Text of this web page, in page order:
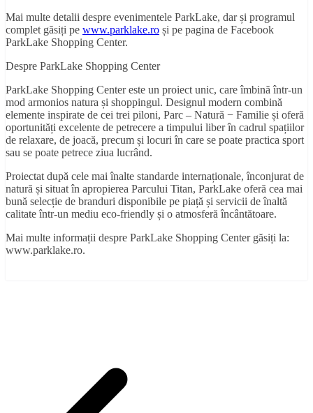
Mai multe detalii despre evenimentele ParkLake, dar și programul
complet găsiți pe www.parklake.ro și pe pagina de Facebook
ParkLake Shopping Center.
Despre ParkLake Shopping Center
ParkLake Shopping Center este un proiect unic, care îmbină într-un
mod armonios natura și shoppingul. Designul modern combină
elemente inspirate de cei trei piloni, Parc – Natură − Familie și oferă
oportunități excelente de petrecere a timpului liber în cadrul spațiilor
de relaxare, de joacă, precum și locuri în care se poate practica sport
sau se poate petrece ziua lucrând.
Proiectat după cele mai înalte standarde internaționale, înconjurat de
natură și situat în apropierea Parcului Titan, ParkLake oferă cea mai
bună selecție de branduri disponibile pe piață și servicii de înaltă
calitate într-un mediu eco-friendly și o atmosferă încântătoare.
Mai multe informații despre ParkLake Shopping Center găsiți la:
www.parklake.ro.